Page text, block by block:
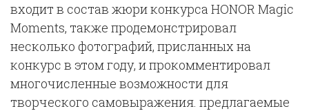
входит в состав жюри конкурса HONOR Magic
Moments, также продемонстрировал
несколько фотографий, присланных на
конкурс в этом году, и прокомментировал
многочисленные возможности для
творческого самовыражения. предлагаемые